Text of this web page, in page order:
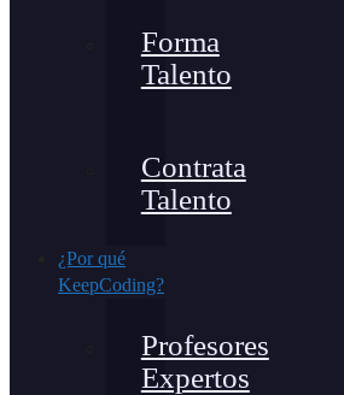
Forma
Talento
Contrata
Talento
¿Por qué
KeepCoding?
Profesores
Expertos